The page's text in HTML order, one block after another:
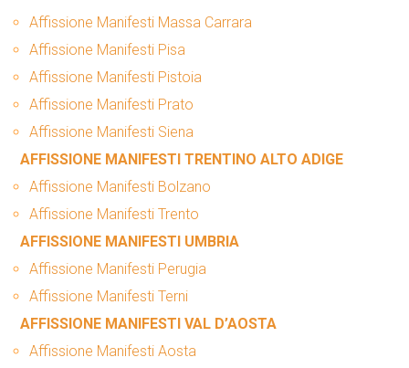
Affissione Manifesti Massa Carrara
Affissione Manifesti Pisa
Affissione Manifesti Pistoia
Affissione Manifesti Prato
Affissione Manifesti Siena
AFFISSIONE MANIFESTI TRENTINO ALTO ADIGE
Affissione Manifesti Bolzano
Affissione Manifesti Trento
AFFISSIONE MANIFESTI UMBRIA
Affissione Manifesti Perugia
Affissione Manifesti Terni
AFFISSIONE MANIFESTI VAL D’AOSTA
Affissione Manifesti Aosta